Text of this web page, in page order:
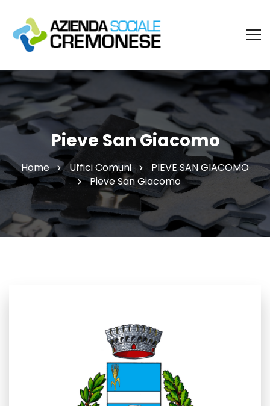
Pieve San Giacomo
Home Uffici Comuni
PIEVE SAN GIACOMO
Pieve San Giacomo